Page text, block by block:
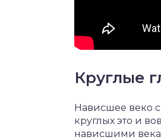
Круглые
Нависшее веко
круглых это и
нависшими